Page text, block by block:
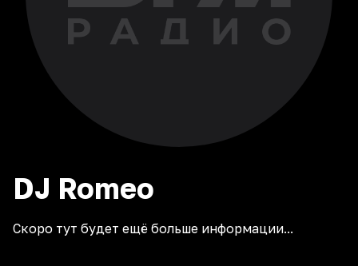
DJ Romeo
Скоро тут будет ещё больше информации...